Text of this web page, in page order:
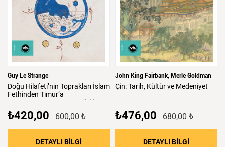
Guy Le Strange
Doğu Hilafeti’nin Toprakları İslam
Fethinden Timur’a
Mezopotamya,
Iran Ve Türkistan
₺420,00 600,00 ₺
DETAYLI BİLGİ : Doğu Hilafeti’nin Toprakları İslam
John King Fairbank Merle Goldman
Çin:Tarih, Kültürve Medeniyet
₺476,00 680,00 ₺
DETAYLI BİLGİ